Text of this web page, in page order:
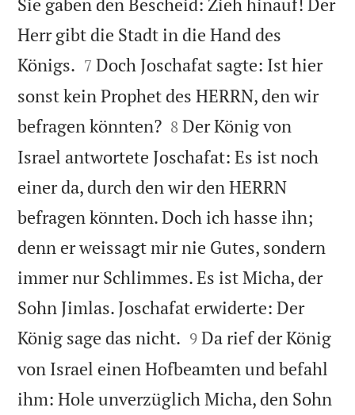
Herr gibt die Stadt in die Hand des
Königs. 

7 Doch Joschafat sagte: Ist hier
sonst kein Prophet des HERRN, den wir
befragen könnten?
8 Der König von
Israel antwortete Joschafat: Es ist noch
einer da, durch den wir den HERRN
befragen könnten. Doch ich hasse ihn;
denn er weissagt mir nie Gutes, sondern
immer nur Schlimmes. Es ist Micha, der
Sohn Jimlas. Joschafat erwiderte: Der
König sage das nicht. 

9 Da rief der König
von Israel einen Hofbeamten und befahl
ihm: Hole unverzüglich Micha, den Sohn